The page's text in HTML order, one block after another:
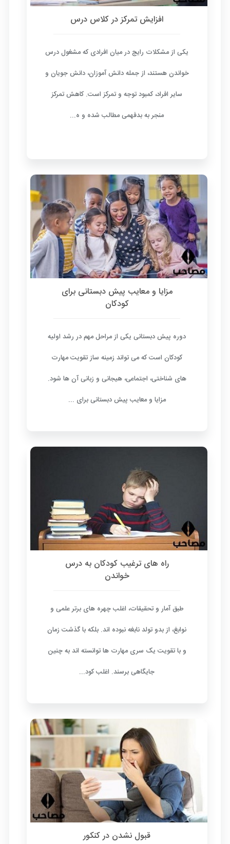
افزایش تمرکز در کلاس درس
یکی از مشکلات رایج در میان افرادی که مشغول درس
خواندن هستند، از جمله دانش آموزان، دانش جویان و
سایر افراد، کمبود توجه و تمرکز است. کاهش تمرکز
منجر به بدفهمی مطالب شده و ه...
مزایا و معایب پیش دبستانی برای
کودکان
دوره پیش دبستانی یکی از مراحل مهم در رشد اولیه
کودکان است که می تواند زمینه ساز تقویت مهارت
های شناختی، اجتماعی، هیجانی و زبانی آن ها شود.
مزایا و معایب پیش دبستانی برای ...
راه های ترغیب کودکان به درس
خواندن
طبق آمار و تحقیقات، اغلب چهره های برتر علمی و
نوابغ، از بدو تولد نابغه نبوده اند. بلکه با گذشت زمان
و با تقویت یک سری مهارت ها توانسته اند به چنین
جایگاهی برسند. اغلب کود...
قبول نشدن در کنکور